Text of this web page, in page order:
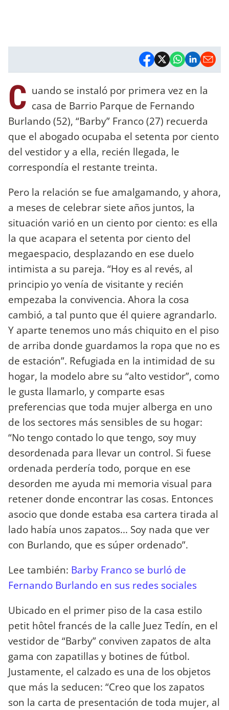
C uando se instaló por primera vez en la
casa de Barrio Parque de Fernando
Burlando (52), “Barby” Franco (27) recuerda
que el abogado ocupaba el setenta por ciento
del vestidor y a ella, recién llegada, le
correspondía el restante treinta.
Pero la relación se fue amalgamando, y ahora,
a meses de celebrar siete años juntos, la
situación varió en un ciento por ciento: es ella
la que acapara el setenta por ciento del
megaespacio, desplazando en ese duelo
intimista a su pareja. “Hoy es al revés, al
principio yo venía de visitante y recién
empezaba la convivencia. Ahora la cosa
cambió, a tal punto que él quiere agrandarlo.
Y aparte tenemos uno más chiquito en el piso
de arriba donde guardamos la ropa que no es
de estación”. Refugiada en la intimidad de su
hogar, la modelo abre su “alto vestidor”, como
le gusta llamarlo, y comparte esas
preferencias que toda mujer alberga en uno
de los sectores más sensibles de su hogar:
“No tengo contado lo que tengo, soy muy
desordenada para llevar un control. Si fuese
ordenada perdería todo, porque en ese
desorden me ayuda mi memoria visual para
retener donde encontrar las cosas. Entonces
asocio que donde estaba esa cartera tirada al
lado había unos zapatos... Soy nada que ver
con Burlando, que es súper ordenado”.
Lee también: Barby Franco se burló de
Fernando Burlando en sus redes sociales
Ubicado en el primer piso de la casa estilo
petit hôtel francés de la calle Juez Tedín, en el
vestidor de “Barby” conviven zapatos de alta
gama con zapatillas y botines de fútbol.
Justamente, el calzado es una de los objetos
que más la seducen: “Creo que los zapatos
son la carta de presentación de toda mujer, al